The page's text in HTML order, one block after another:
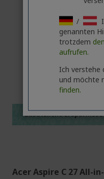
Zusätzliche
Acer Aspire C 27 All-
/
genannten
trotzdem
aufrufen.
Ich verstehe
und möchte
finden.